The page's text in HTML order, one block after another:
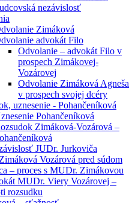
nezávislosť
Zimáková
advokát Filo
Odvolanie – advokát Filo v
prospech Zimákovej-
Vozárovej
Odvolanie Zimáková Agneša
v prospech svojej dcéry
uznesenie - Pohančeníková
Pohančeníková
Zimáková-Vozárová –
JUDr. Jurkoviča
Vozárová pred súdom
– proces s MUDr. Zimákovou
MUDr. Viery Vozárovej –
rozsudku